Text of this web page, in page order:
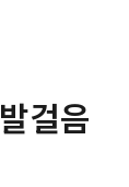
걸음